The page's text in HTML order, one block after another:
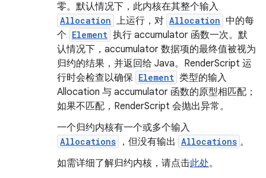
零。默认情况下，此内核在其整个输入
Allocation 上运行，对 Allocation 中的每
个 Element 执行 accumulator 函数一次。默
认情况下，accumulator 数据项的最终值被视为
归约的结果，并返回给 Java。RenderScript 运
行时会检查以确保 Element 类型的输入
Allocation 与 accumulator 函数的原型相匹配；
如果不匹配，RenderScript 会抛出异常。
一个归约内核有一个或多个输入
Allocations ，但没有输出 Allocations 。
如需详细了解归约内核，请点击此处。